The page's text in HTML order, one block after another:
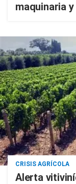
maquinaria
CRISIS AGRÍCOLA
Alerta